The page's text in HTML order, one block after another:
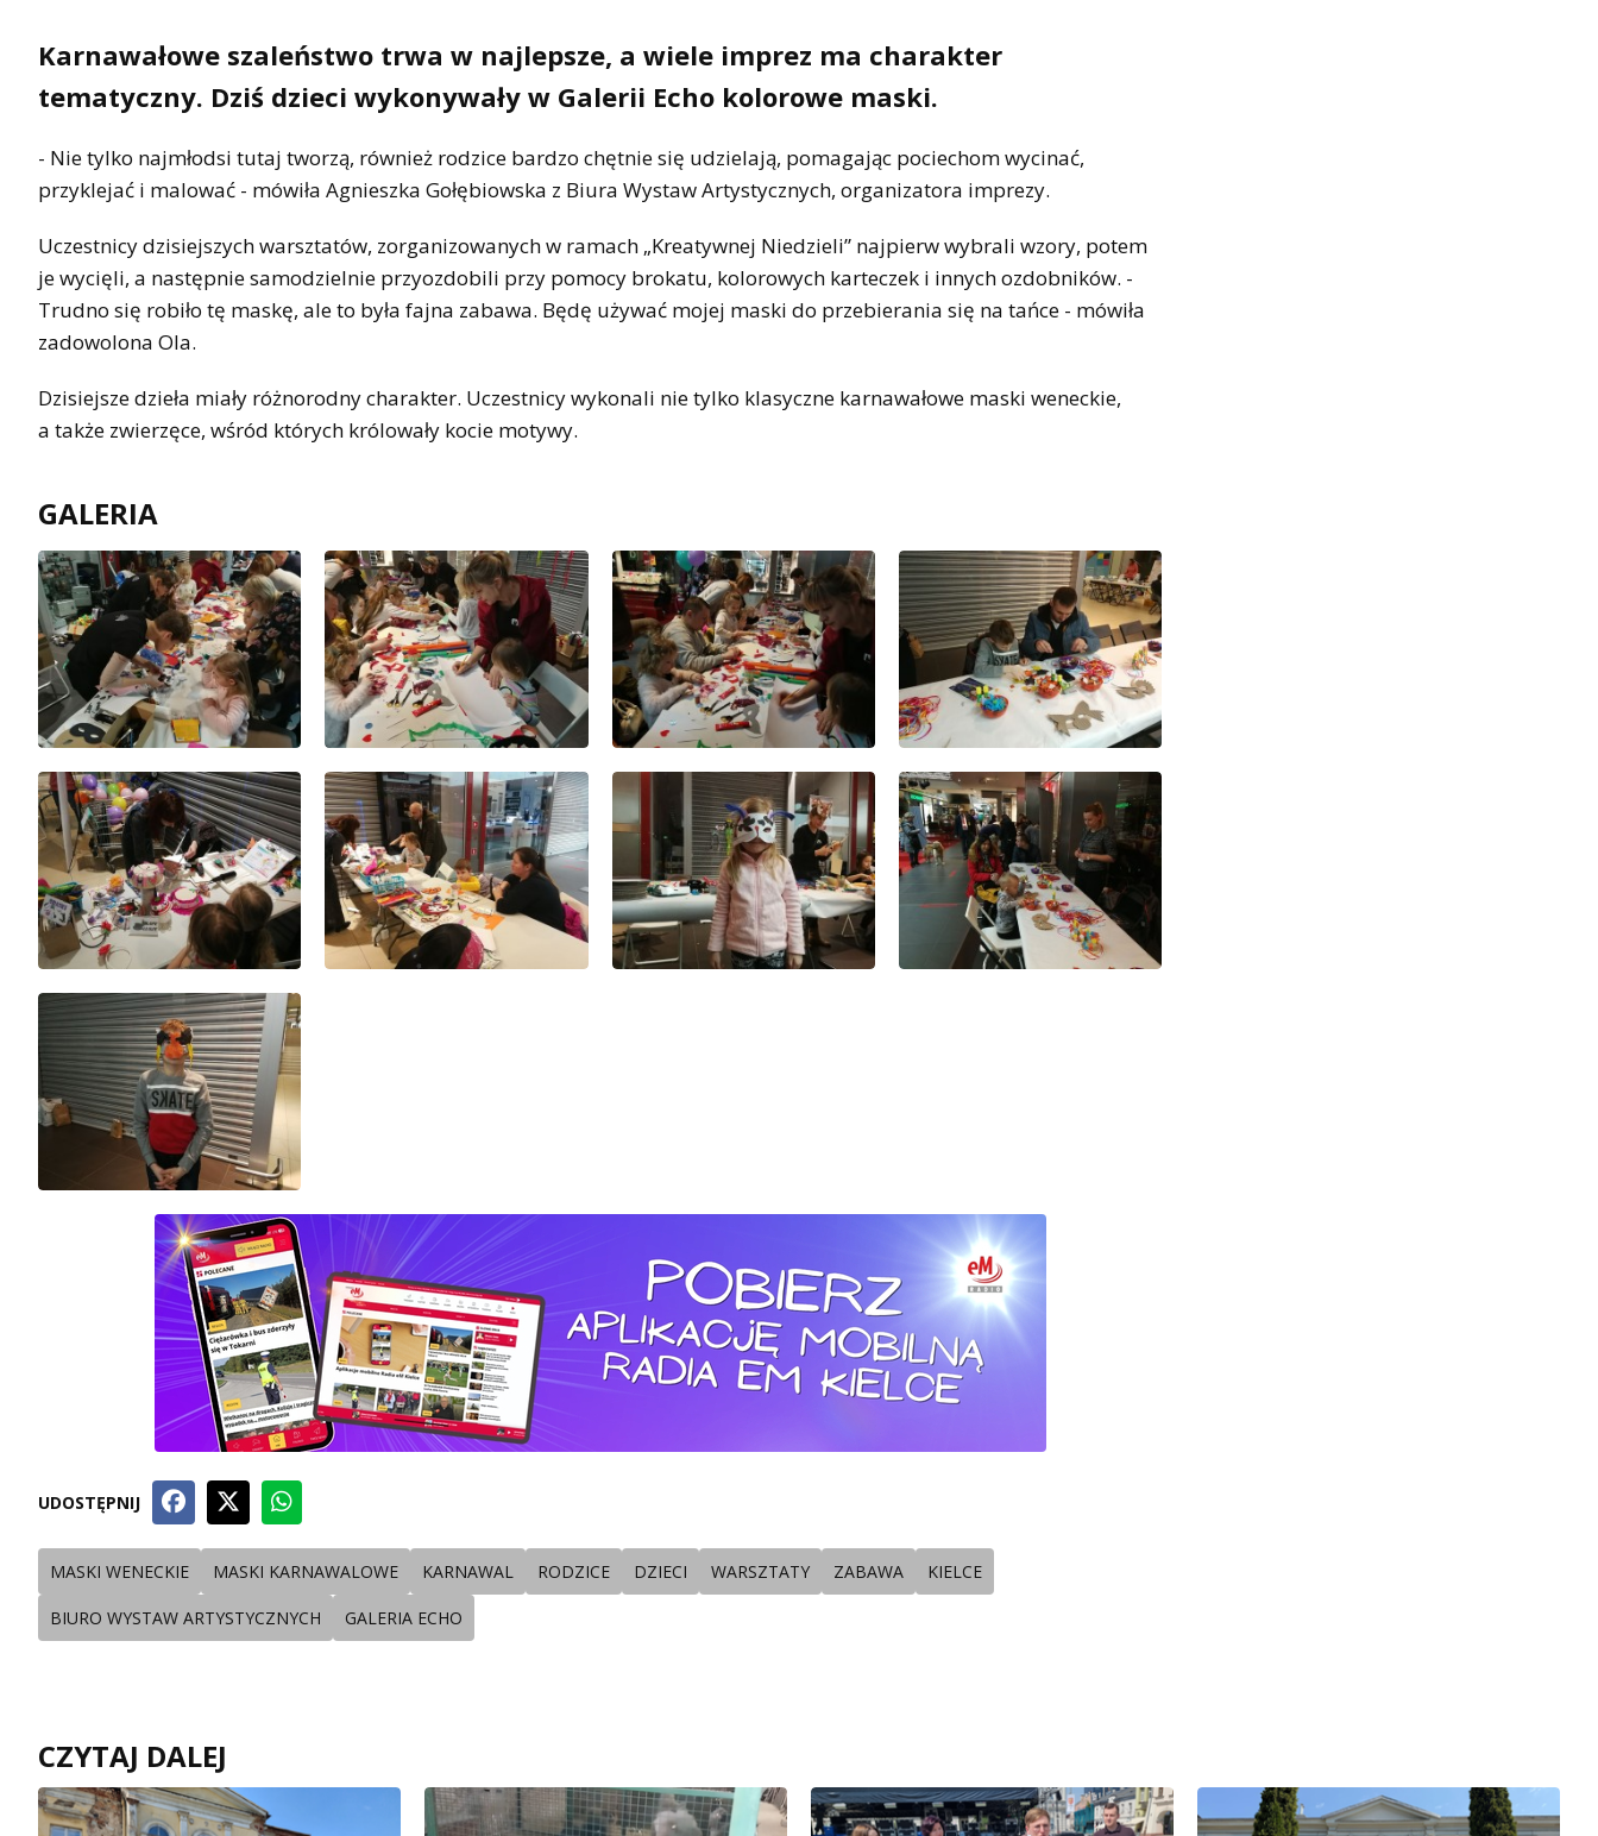
Karnawałowe szaleństwo trwa w najlepsze, a wiele imprez ma charakter
tematyczny. Dziś dzieci wykonywały w Galerii Echo kolorowe maski.
- Nie tylko najmłodsi tutaj tworzą, również rodzice bardzo chętnie się udzielają, pomagając pociechom wycinać,
przyklejać i malować - mówiła Agnieszka Gołębiowska z Biura Wystaw Artystycznych, organizatora imprezy.
Uczestnicy dzisiejszych warsztatów, zorganizowanych w ramach „Kreatywnej Niedzieli” najpierw wybrali wzory, potem
je wycięli, a następnie samodzielnie przyozdobili przy pomocy brokatu, kolorowych karteczek i innych ozdobników. -
Trudno się robiło tę maskę, ale to była fajna zabawa. Będę używać mojej maski do przebierania się na tańce - mówiła
zadowolona Ola.
Dzisiejsze dzieła miały różnorodny charakter. Uczestnicy wykonali nie tylko klasyczne karnawałowe maski weneckie,
a także zwierzęce, wśród których królowały kocie motywy.
GALERIA
UDOSTĘPNIJ
MASKI WENECKIE MASKI KARNAWALOWE KARNAWAL RODZICE DZIECI WARSZTATY ZABAWA KIELCE
BIURO WYSTAW ARTYSTYCZNYCH GALERIA ECHO
CZYTAJ DALEJ